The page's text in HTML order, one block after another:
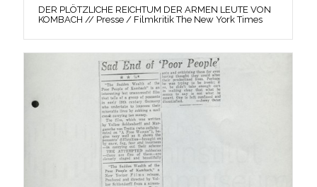
DER PLÖTZLICHE REICHTUM DER ARMEN LEUTE VON
KOMBACH // Presse / Filmkritik The New York Times